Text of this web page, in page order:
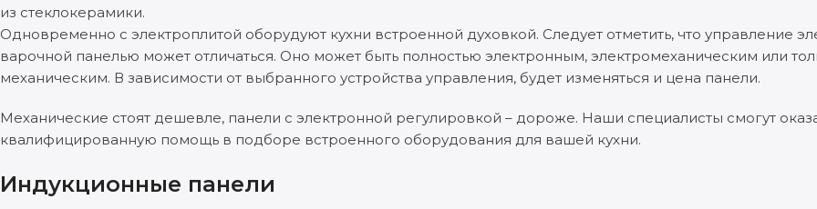
из стеклокерамики.
Одновременно с электроплитой оборудуют кухни встроенной духовкой. Следует отметить, что управление
варочной панелью может отличаться. Оно может быть полностью электронным, электромеханическим или
механическим. В зависимости от выбранного устройства управления, будет изменяться и цена панели.
Механические стоят дешевле, панели с электронной регулировкой – дороже. Наши специалисты смогут
квалифицированную помощь в подборе встроенного оборудования для вашей кухни.
Индукционные панели